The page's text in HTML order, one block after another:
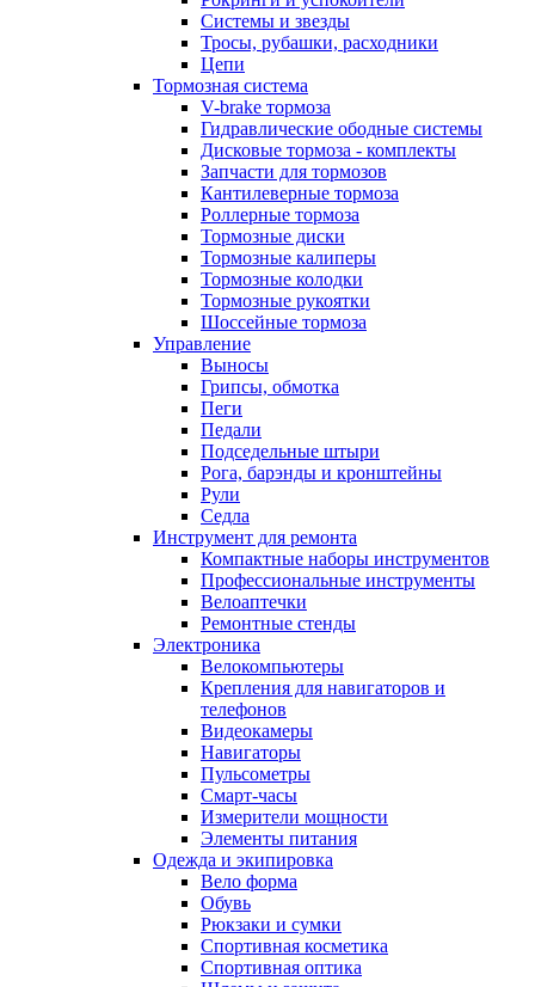
Системы и звезды
Тросы, рубашки, расходники
Цепи
Тормозная система
V-brake тормоза
Гидравлические ободные системы
Дисковые тормоза - комплекты
Запчасти для тормозов
Кантилеверные тормоза
Роллерные тормоза
Тормозные диски
Тормозные калиперы
Тормозные колодки
Тормозные рукоятки
Шоссейные тормоза
Управление
Выносы
Грипсы, обмотка
Пеги
Педали
Подседельные штыри
Рога, барэнды и кронштейны
Рули
Седла
Инструмент для ремонта
Компактные наборы инструментов
Профессиональные инструменты
Велоаптечки
Ремонтные стенды
Электроника
Велокомпьютеры
Крепления для навигаторов и
телефонов
Видеокамеры
Навигаторы
Пульсометры
Смарт-часы
Измерители мощности
Элементы питания
Одежда и экипировка
Вело форма
Обувь
Рюкзаки и сумки
Спортивная косметика
Спортивная оптика